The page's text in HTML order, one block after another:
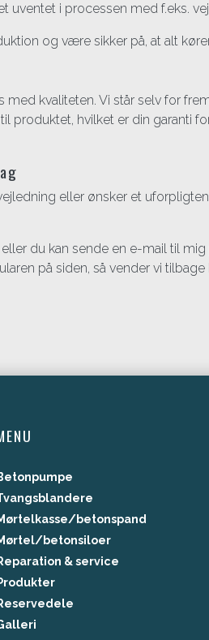
uventet i processen med f.eks.
og være sikker på, at alt
kvaliteten. Vi står selv for
produktet, hvilket er din garanti
eller ønsker et
du kan sende en e-mail til mig
på siden, så vender vi
betonspand
betonsiloer
& service​